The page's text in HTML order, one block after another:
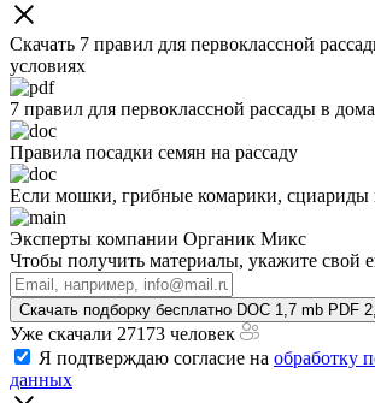
Скачать 7 правил для первоклассной
условиях
7 правил для первоклассной рассады в
Правила посадки семян на рассаду
Если мошки, грибные комарики, сциариды
Эксперты компании Органик Микс
Чтобы получить материалы, укажите свой
Скачать подборку бесплатно DOC 1,7 mb PDF
Уже скачали 27173 человек
Я подтверждаю согласие на обработку
данных